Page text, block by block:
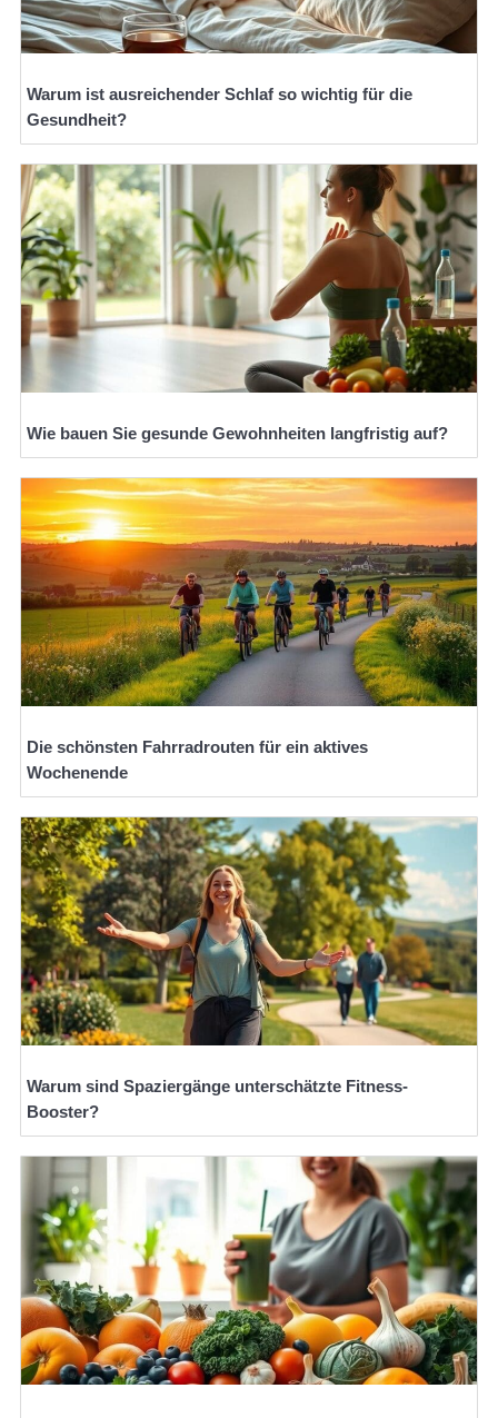
Warum ist ausreichender Schlaf so wichtig für die
Gesundheit?
Wie bauen Sie gesunde Gewohnheiten langfristig auf?
Die schönsten Fahrradrouten für ein aktives
Wochenende
Warum sind Spaziergänge unterschätzte Fitness-
Booster?